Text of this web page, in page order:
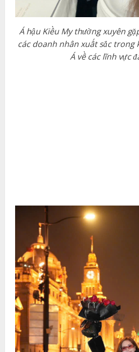
Á hậu Kiều My thường xuyên
các doanh nhân xuất sắc trong
Á về các lĩnh vực